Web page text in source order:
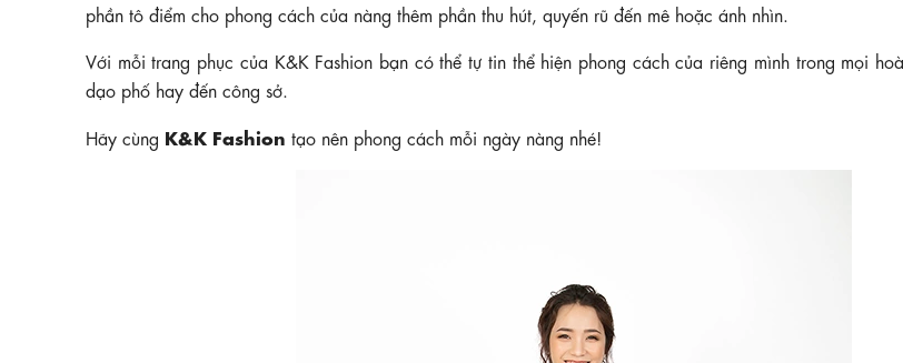
phần tô điểm cho phong cách của nàng thêm phần thu hút, quyến rũ đến mê hoặc ánh nhìn.
Với mỗi trang phục của K&K Fashion bạn có thể tự tin thể hiện phong cách của riêng mình trong mọi
dạo phố hay đến công sở.
Hãy cùng K&K Fashion tạo nên phong cách mỗi ngày nàng nhé!